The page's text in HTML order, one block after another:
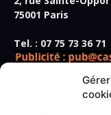
75001 Paris
Tel. : 07 75 73 36 71